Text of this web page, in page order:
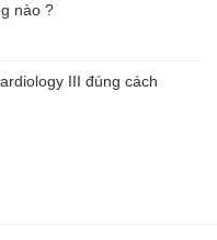
nào ?
III đúng cách